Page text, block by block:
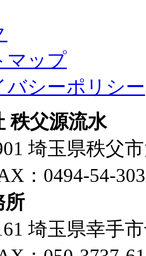
マップ
バシーポリシー
秩父源流水
埼玉県秩父
：0494-54-
所
埼玉県幸手